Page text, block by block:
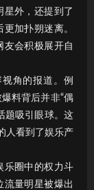
星外，还提到了
加扑朔迷离。
友会积极展开自
角的报道。例
料背后并非“偶
题吸引眼球。这
人看到了娱乐产
乐圈中的权力斗
流量明星被爆出